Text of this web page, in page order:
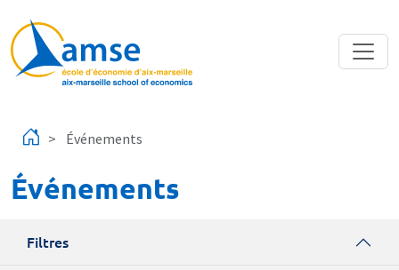
Événements
Événements
Filtres